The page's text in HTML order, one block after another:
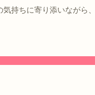
持ちに寄り添いながら